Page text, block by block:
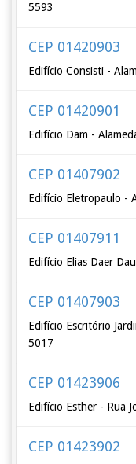
5593
CEP 01420903
Edifício Consisti -
CEP 01420901
Edifício Dam -
CEP 01407902
Edifício Eletropaulo -
CEP 01407911
Edifício Elias Daer
CEP 01407903
Edifício Escritório
5017
CEP 01423906
Edifício Esther - Rua
CEP 01423902